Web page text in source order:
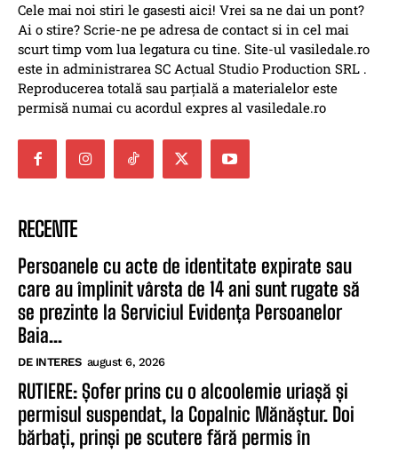
Cele mai noi stiri le gasesti aici! Vrei sa ne dai un pont?
Ai o stire? Scrie-ne pe adresa de contact si in cel mai
scurt timp vom lua legatura cu tine. Site-ul vasiledale.ro
este in administrarea SC Actual Studio Production SRL .
Reproducerea totală sau parțială a materialelor este
permisă numai cu acordul expres al vasiledale.ro
RECENTE
Persoanele cu acte de identitate expirate sau
care au împlinit vârsta de 14 ani sunt rugate să
se prezinte la Serviciul Evidența Persoanelor
Baia...
DE INTERES august 6, 2026
RUTIERE: Șofer prins cu o alcoolemie uriașă și
permisul suspendat, la Copalnic Mănăștur. Doi
bărbați, prinși pe scutere fără permis în